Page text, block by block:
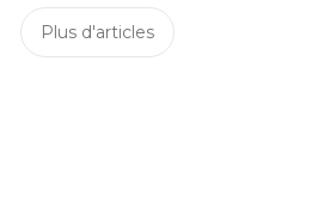
Plus d'articles